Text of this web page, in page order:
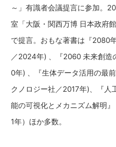
～」有識者会議提言に参加。
室「大阪・関西万博 日本政府
で提言。おもな著書は『2080
／2024年) 、『2060 未来創造
0年) 、『生体データ活用の最
クノロジー社／2017年)、『人
能の可視化とメカニズム解明
1年）ほか多数。